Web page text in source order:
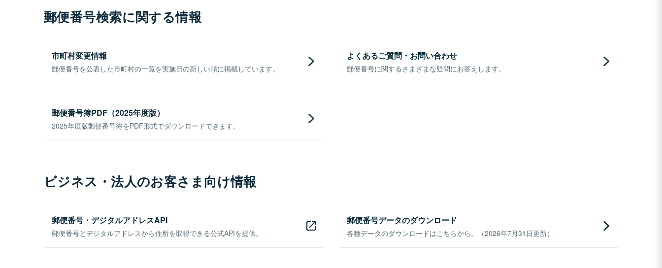
郵便番号検索に関する情報
市町村変更情報
郵便番号を公表した市町村の一覧を実施日の新しい順に掲載しています。
よくあるご質問・お問い合わせ
郵便番号に関するさまざまな疑問にお答えします。
郵便番号簿PDF（2025年度版）
2025年度版郵便番号簿をPDF形式でダウンロードできます。
ビジネス・法人のお客さま向け情報
郵便番号・デジタルアドレスAPI
郵便番号とデジタルアドレスから住所を取得できる公式APIを提供。
郵便番号データのダウンロード
各種データのダウンロードはこちらから。（2026年7月31日更新）